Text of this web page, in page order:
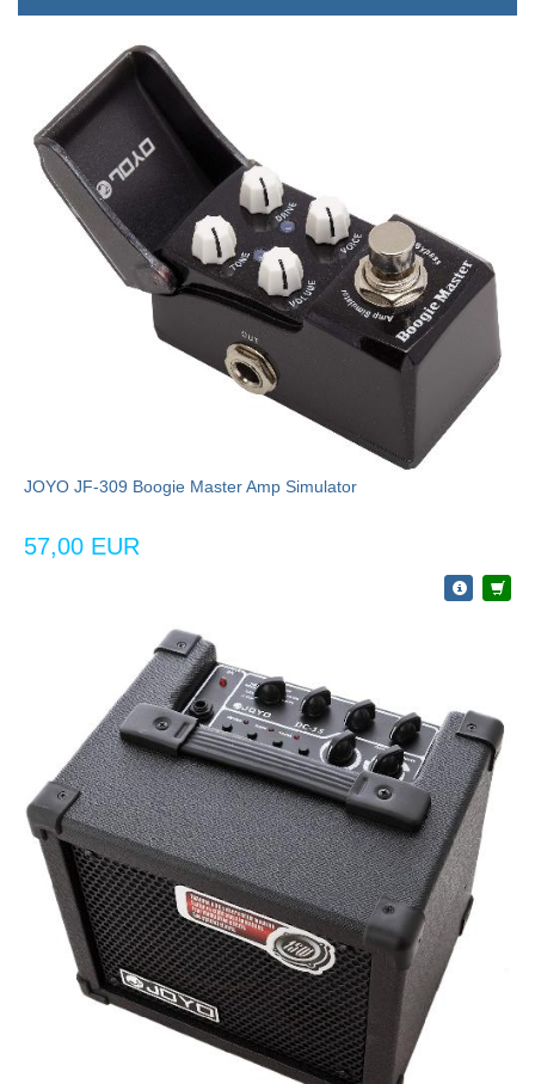
JOYO JF-309 Boogie Master Amp Simulator
57,00 EUR